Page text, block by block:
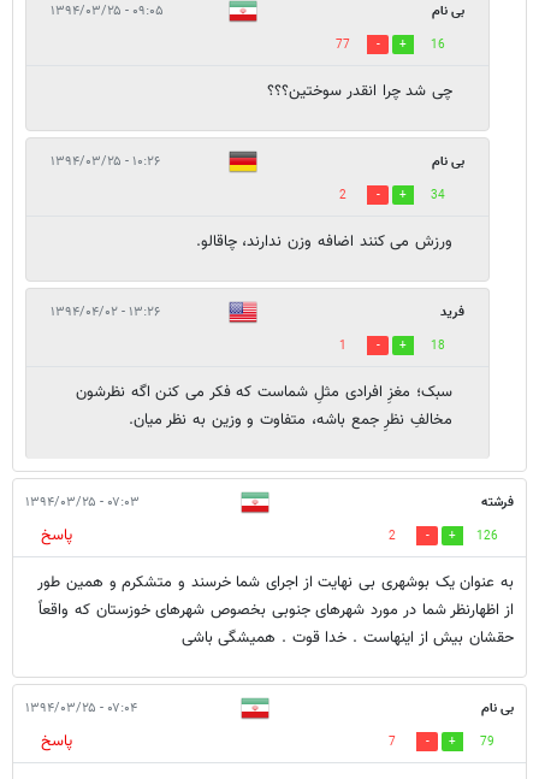
بی نام ۰۹:۰۵ - ۱۳۹۴/۰۳/۲۵
16
77
چی شد چرا انقدر سوختین؟؟؟
بی نام ۱۰:۲۶ - ۱۳۹۴/۰۳/۲۵
34
2
ورزش می کنند اضافه وزن ندارند، چاقالو.
فرید ۱۳:۲۶ - ۱۳۹۴/۰۴/۰۲
18
1
سبک؛ مغزِ افرادی مثلِ شماست که فکر می کنن اگه نظرشون
مخالفِ نظرِ جمع باشه، متفاوت و وزین به نظر میان.
فرشته ۰۷:۰۳ - ۱۳۹۴/۰۳/۲۵
126
2
پاسخ
به عنوان یک بوشهری بی نهایت از اجرای شما خرسند و متشکرم و همین طور
از اظهارنظر شما در مورد شهرهای جنوبی بخصوص شهرهای خوزستان که واقعاً
حقشان بیش از اینهاست . خدا قوت . همیشگی باشی
بی نام ۰۷:۰۴ - ۱۳۹۴/۰۳/۲۵
79
7
پاسخ